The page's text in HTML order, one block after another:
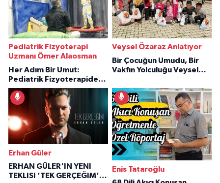
Pediatrik Fizyoterapi
Uzmanı Ömer Alaosman
Her Adım Bir Umut:
Pediatrik Fizyoterapiden
İlham Veren Hikâyeler
Veysel Özaraz Anlatıyor
Bir Çocuğun Umudu, Bir
Vakfın Yolculuğu Veysel
Erhan Güler
ERHAN GÜLER'IN YENI
TEKLISI 'TEK GERÇEĞIM'LE
Enis Tataroğlu